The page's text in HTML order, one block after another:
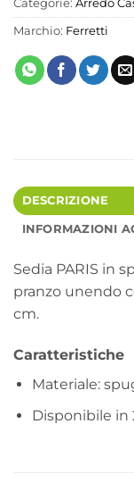
Categorie: Arredo
Marchio: Ferretti
DESCRIZIONE
INFORMAZIONI
Sedia PARIS in
pranzo unendo
cm.
Caratteristiche
Materiale:
Disponibile in